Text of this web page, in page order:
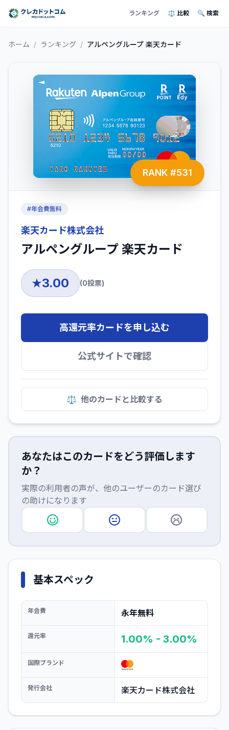
ランキング ⚖️ 比較 🔍 検索
ホーム / ランキング / アルペングループ 楽天カード
RANK #531
#年会費無料
楽天カード株式会社
アルペングループ 楽天カード
★3.00 (0投票)
高還元率カードを申し込む
公式サイトで確認
⚖️ 他のカードと比較する
あなたはこのカードをどう評価します
か？
実際の利用者の声が、他のユーザーのカード選び
の助けになります
基本スペック
年会費 永年無料
還元率 1.00% - 3.00%
国際ブランド
発行会社 楽天カード株式会社